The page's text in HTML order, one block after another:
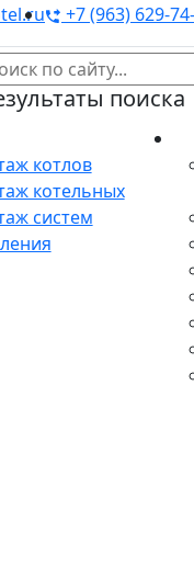
+7 (963) 629-
поиска
котлов
котельных
систем